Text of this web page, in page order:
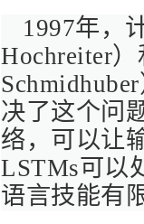
1997年，
Hochreiter）
决了这个问
络，可以让
LSTMs可以
语言技能有